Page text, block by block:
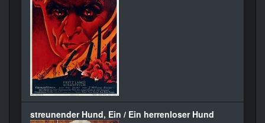
streunender Hund, Ein / Ein herrenloser Hund